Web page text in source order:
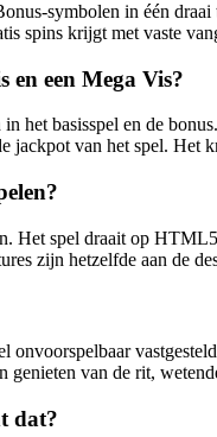
symbolen in één
spins krijgt met vaste
en een Mega Vis?
het basisspel en de
jackpot van het spel.
Het spel draait op
zijn hetzelfde aan de
onvoorspelbaar
genieten van de rit,
dat?